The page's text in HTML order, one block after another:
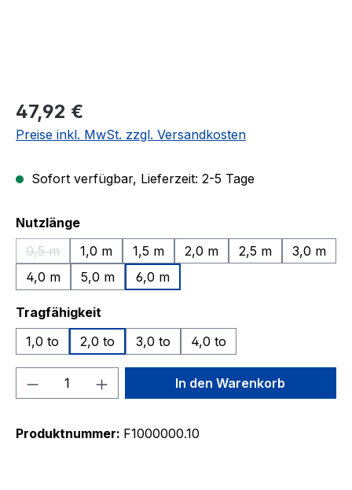
47,92 €
Preise inkl. MwSt. zzgl. Versandkosten
Sofort verfügbar, Lieferzeit: 2-5 Tage
Nutzlängeauswählen
0,5 m
(Diese Option ist zurzeit nicht verfügbar.)
1,0 m 1,5 m 2,0 m 2,5 m
3,0 m
4,0 m
5,0 m 6,0 m
Tragfähigkeit
1,0 to
2,0 to 3,0 to 4,0 to
Produkt Anzahl: Gib denIn den Warenkorb
Produktnummer: F1000000.10